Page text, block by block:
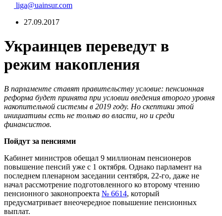
liga@uainsur.com
27.09.2017
Украинцев переведут в
режим накопления
В парламенте ставят правительству условие: пенсионная
реформа будет принята при условии введения второго уровня
накопительной системы в 2019 году. Но скептики этой
инициативы есть не только во власти, но и среди
финансистов.
Пойдут за пенсиями
Кабинет министров обещал 9 миллионам пенсионеров
повышение пенсий уже с 1 октября. Однако парламент на
последнем пленарном заседании сентября, 22-го, даже не
начал рассмотрение подготовленного ко второму чтению
пенсионного законопроекта № 6614, который
предусматривает внеочередное повышение пенсионных
выплат.